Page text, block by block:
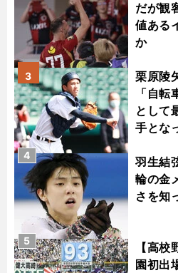
だが観
値ある
か
栗原陵
「自
として
手とな
3
羽生結
輪の金
さを知
4
【高
園初出
5